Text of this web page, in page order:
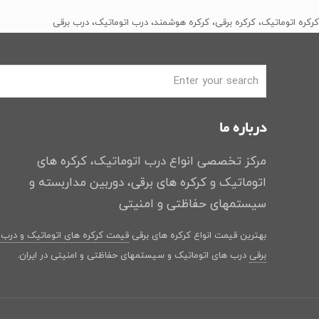
کرکره اتوماتیک، کرکره برقی، کرکره هوشمند، درب اتوماتیک، درب برقی
درباره ما
مرکز تخصصی انواع درب اتوماتیک، کرکره های
اتوماتیک و کرکره های برقی، دوربین مداربسته و
سیستمهای حفاظتی و امنیتی
بهترین قیمت انواع کرکره های برقی قیمت کرکره های اتوماتیک و درب
برقی درب های اتوماتیک و سیستمهای حفاظتی و امنیتی در ایران.